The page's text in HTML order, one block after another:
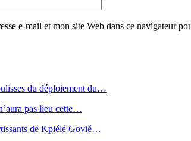
e-mail et mon site Web dans ce navigateur
du déploiement du…
pas lieu cette…
de Kplélé Govié…